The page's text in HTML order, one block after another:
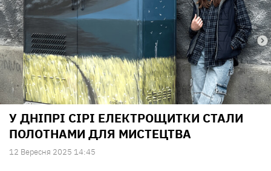
У ДНІПРІ СІРІ ЕЛЕКТРОЩИТКИ СТАЛИ
ПОЛОТНАМИ ДЛЯ МИСТЕЦТВА
12 Вересня 2025 14:45